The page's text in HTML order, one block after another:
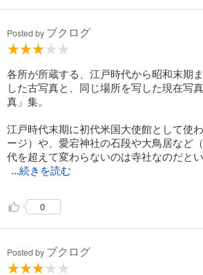
Posted by ブクログ
各所が所蔵する、江戸時代から昭和末期
した古写真と、同じ場所を写した現在写
真」集。
江戸時代末期に初代米国大使館として使
ージ）や、愛宕神社の石段や大鳥居など
代を超えて変わらないのは寺社なのだと
...続きを読む
0
Posted by ブクログ